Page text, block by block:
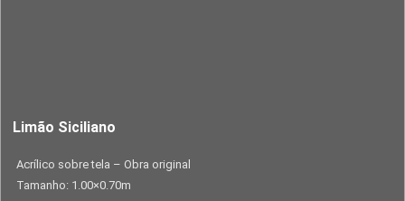
Limão Siciliano
Acrílico sobre tela – Obra original
Tamanho: 1.00×0.70m